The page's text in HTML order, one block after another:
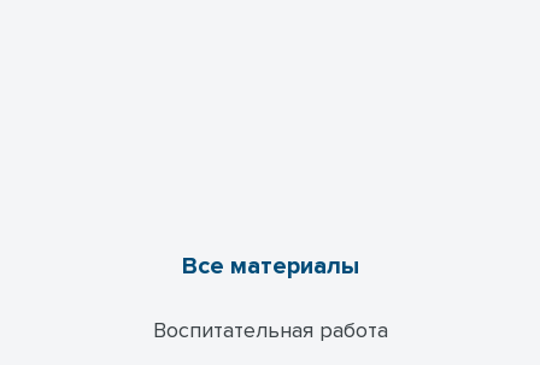
Все материалы
Воспитательная работа